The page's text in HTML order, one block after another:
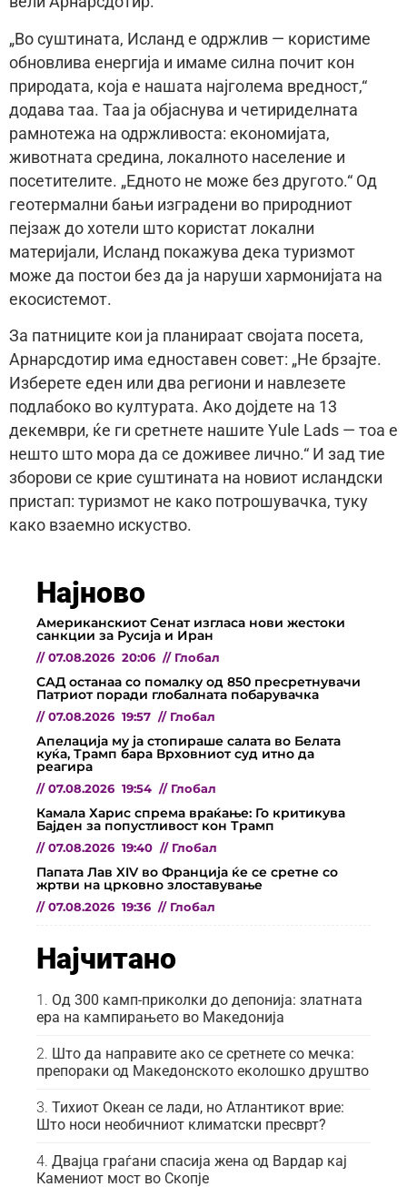
„Во суштината, Исланд е одржлив — користиме
обновлива енергија и имаме силна почит кон
природата, која е нашата најголема вредност,“
додава таа. Таа ја објаснува и четириделната
рамнотежа на одржливоста: економијата,
животната средина, локалното население и
посетителите. „Едното не може без другото.“ Од
геотермални бањи изградени во природниот
пејзаж до хотели што користат локални
материјали, Исланд покажува дека туризмот
може да постои без да ја наруши хармонијата на
екосистемот.
За патниците кои ја планираат својата посета,
Арнарсдотир има едноставен совет: „Не брзајте.
Изберете еден или два региони и навлезете
подлабоко во културата. Ако дојдете на 13
декември, ќе ги сретнете нашите Yule Lads — тоа е
нешто што мора да се доживее лично.“ И зад тие
зборови се крие суштината на новиот исландски
пристап: туризмот не како потрошувачка, туку
како взаемно искуство.
Најново
Американскиот Сенат изгласа нови жестоки
санкции за Русија и Иран
// 07.08.2026 20:06 // Глобал
САД останаа со помалку од 850 пресретнувачи
Патриот поради глобалната побарувачка
// 07.08.2026 19:57 // Глобал
Апелација му ја стопираше салата во Белата
куќа, Трамп бара Врховниот суд итно да
реагира
// 07.08.2026 19:54 // Глобал
Камала Харис спрема враќање: Го критикува
Бајден за попустливост кон Трамп
// 07.08.2026 19:40 // Глобал
Папата Лав XIV во Франција ќе се сретне со
жртви на црковно злоставување
// 07.08.2026 19:36 // Глобал
Најчитано
Од 300 камп-приколки до депонија: златната
ера на кампирањето во Македонија
Што да направите ако се сретнете со мечка:
препораки од Македонското еколошко друштво
Тихиот Океан се лади, но Атлантикот врие:
Што носи необичниот климатски пресврт?
Двајца граѓани спасија жена од Вардар кај
Камениот мост во Скопје